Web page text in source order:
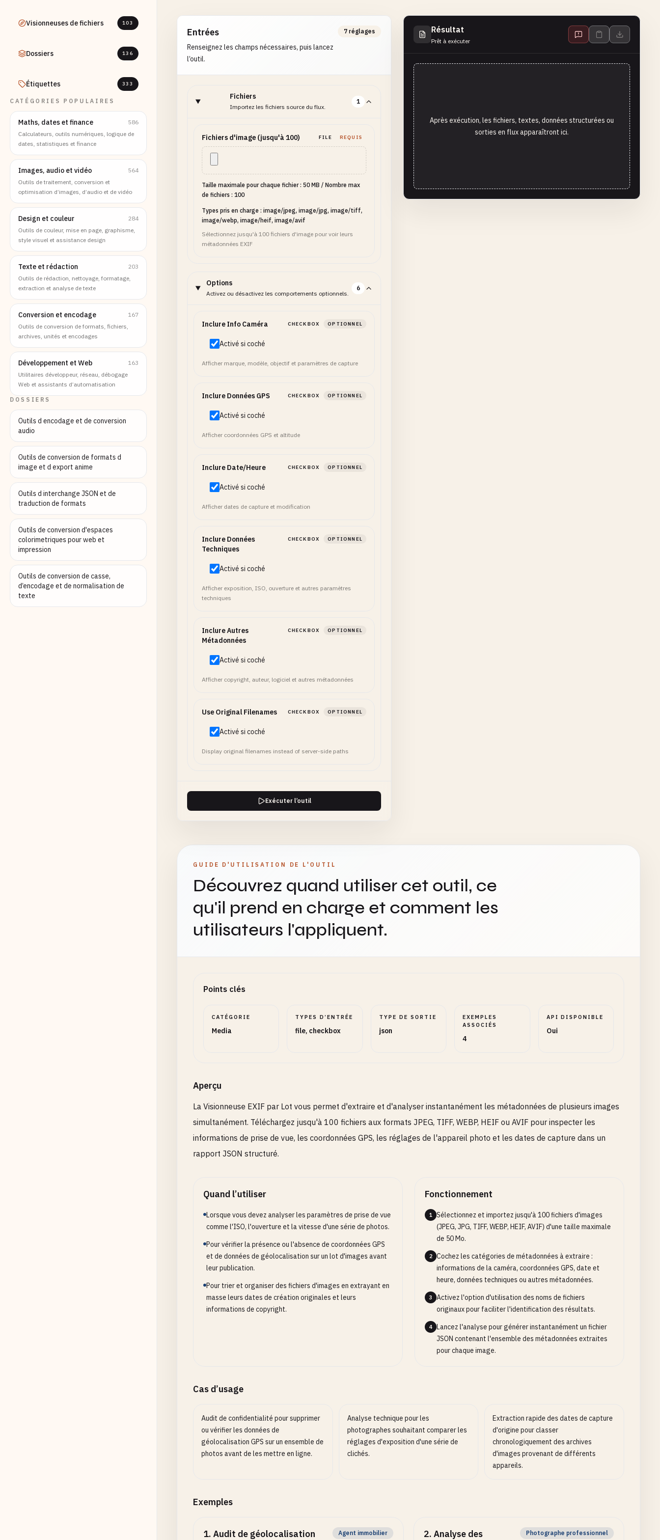
Visionneuses de fichiers 103
Dossiers 136
Étiquettes 333
CATÉGORIES POPULAIRES
Maths, dates et finance
586
Calculateurs, outils numériques, logique de
dates, statistiques et finance
Images, audio et vidéo
564
Outils de traitement, conversion et
optimisation d’images, d’audio et de vidéo
Design et couleur
284
Outils de couleur, mise en page, graphisme,
style visuel et assistance design
Texte et rédaction
203
Outils de rédaction, nettoyage, formatage,
extraction et analyse de texte
Conversion et encodage
167
Outils de conversion de formats, fichiers,
archives, unités et encodages
Développement et Web
163
Utilitaires développeur, réseau, débogage
Web et assistants d’automatisation
DOSSIERS
Outils d encodage et de conversion
audio
Outils de conversion de formats d
image et d export anime
Outils d interchange JSON et de
traduction de formats
Outils de conversion d'espaces
colorimetriques pour web et
impression
Outils de conversion de casse,
d’encodage et de normalisation de
texte
Entrées
Renseignez les champs nécessaires, puis lancez
l’outil.
7 réglages
Fichiers
Importez les fichiers source du flux.
1
Fichiers d'image (jusqu'à 100) FILE REQUIS
Taille maximale pour chaque fichier : 50 MB / Nombre max
de fichiers : 100
Types pris en charge : image/jpeg, image/jpg, image/tiff,
image/webp, image/heif, image/avif
Sélectionnez jusqu'à 100 fichiers d'image pour voir leurs
métadonnées EXIF
Options
Activez ou désactivez les comportements optionnels.
6
Inclure Info Caméra CHECKBOX OPTIONNEL
Activé si coché
Afficher marque, modèle, objectif et paramètres de capture
Inclure Données GPS CHECKBOX OPTIONNEL
Activé si coché
Afficher coordonnées GPS et altitude
Inclure Date/Heure CHECKBOX OPTIONNEL
Activé si coché
Afficher dates de capture et modification
Inclure Données
Techniques
CHECKBOX OPTIONNEL
Activé si coché
Afficher exposition, ISO, ouverture et autres paramètres
techniques
Inclure Autres
Métadonnées
CHECKBOX OPTIONNEL
Activé si coché
Afficher copyright, auteur, logiciel et autres métadonnées
Use Original Filenames CHECKBOX OPTIONNEL
Activé si coché
Display original filenames instead of server-side paths
Exécuter l’outil
Résultat
Prêt à exécuter
Après exécution, les fichiers, textes, données structurées ou
sorties en flux apparaîtront ici.
GUIDE D'UTILISATION DE L'OUTIL
Découvrez quand utiliser cet outil, ce
qu'il prend en charge et comment les
utilisateurs l'appliquent.
Points clés
CATÉGORIE
Media
TYPES D’ENTRÉE
file, checkbox
TYPE DE SORTIE
json
EXEMPLES
ASSOCIÉS
4
API DISPONIBLE
Oui
Aperçu
La Visionneuse EXIF par Lot vous permet d'extraire et d'analyser instantanément les métadonnées de plusieurs images
simultanément. Téléchargez jusqu'à 100 fichiers aux formats JPEG, TIFF, WEBP, HEIF ou AVIF pour inspecter les
informations de prise de vue, les coordonnées GPS, les réglages de l'appareil photo et les dates de capture dans un
rapport JSON structuré.
Quand l’utiliser
Lorsque vous devez analyser les paramètres de prise de vue
comme l'ISO, l'ouverture et la vitesse d'une série de photos.
Pour vérifier la présence ou l'absence de coordonnées GPS
et de données de géolocalisation sur un lot d'images avant
leur publication.
Pour trier et organiser des fichiers d'images en extrayant en
masse leurs dates de création originales et leurs
informations de copyright.
Fonctionnement
1
Sélectionnez et importez jusqu'à 100 fichiers d'images
(JPEG, JPG, TIFF, WEBP, HEIF, AVIF) d'une taille maximale
de 50 Mo.
2
Cochez les catégories de métadonnées à extraire :
informations de la caméra, coordonnées GPS, date et
heure, données techniques ou autres métadonnées.
3
Activez l'option d'utilisation des noms de fichiers
originaux pour faciliter l'identification des résultats.
4
Lancez l'analyse pour générer instantanément un fichier
JSON contenant l'ensemble des métadonnées extraites
pour chaque image.
Cas d’usage
Audit de confidentialité pour supprimer
ou vérifier les données de
géolocalisation GPS sur un ensemble de
photos avant de les mettre en ligne.
Analyse technique pour les
photographes souhaitant comparer les
réglages d'exposition d'une série de
clichés.
Extraction rapide des dates de capture
d'origine pour classer
chronologiquement des archives
d'images provenant de différents
appareils.
Exemples
1. Audit de géolocalisation Agent immobilier 2. Analyse des Photographe professionnel